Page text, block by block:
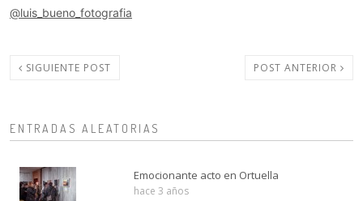
@luis_bueno_fotografia
SIGUIENTE POST POST ANTERIOR
ENTRADAS ALEATORIAS
Emocionante acto en Ortuella
hace 3 años